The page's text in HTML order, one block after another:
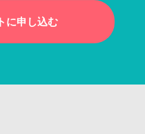
に申し込む